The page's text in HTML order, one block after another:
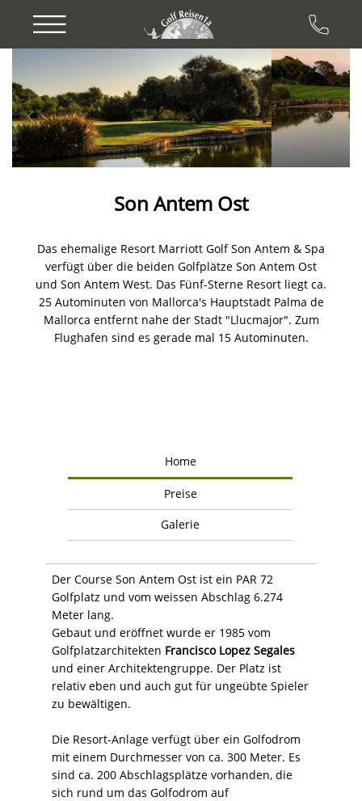
Next
Son Antem Ost
Das ehemalige Resort Marriott Golf Son Antem & Spa
verfügt über die beiden Golfplätze Son Antem Ost
und Son Antem West. Das Fünf-Sterne Resort liegt ca.
25 Autominuten von Mallorca's Hauptstadt Palma de
Mallorca entfernt nahe der Stadt "Llucmajor". Zum
Flughafen sind es gerade mal 15 Autominuten.
Home
Preise
Galerie
Der Course Son Antem Ost ist ein PAR 72
Golfplatz und vom weissen Abschlag 6.274
Meter lang.
Gebaut und eröffnet wurde er 1985 vom
Golfplatzarchitekten Francisco Lopez Segales
und einer Architektengruppe. Der Platz ist
relativ eben und auch gut für ungeübte Spieler
zu bewältigen.
Die Resort-Anlage verfügt über ein Golfodrom
mit einem Durchmesser von ca. 300 Meter. Es
sind ca. 200 Abschlagsplätze vorhanden, die
sich rund um das Golfodrom auf